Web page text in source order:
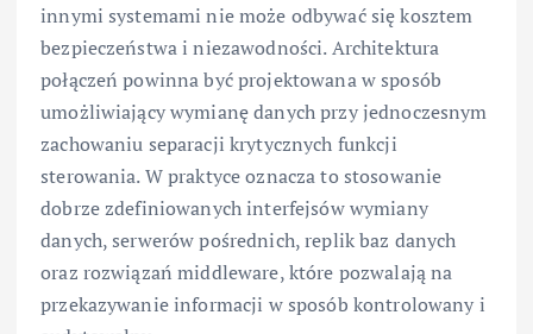
innymi systemami nie może odbywać się kosztem
bezpieczeństwa i niezawodności. Architektura
połączeń powinna być projektowana w sposób
umożliwiający wymianę danych przy jednoczesnym
zachowaniu separacji krytycznych funkcji
sterowania. W praktyce oznacza to stosowanie
dobrze zdefiniowanych interfejsów wymiany
danych, serwerów pośrednich, replik baz danych
oraz rozwiązań middleware, które pozwalają na
przekazywanie informacji w sposób kontrolowany i